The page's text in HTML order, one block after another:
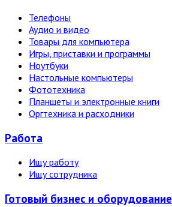
Телефоны
Аудио и видео
Товары для компьютера
Игры, приставки и программы
Ноутбуки
Настольные компьютеры
Фототехника
Планшеты и электронные книги
Оргтехника и расходники
Работа
Ищу работу
Ищу сотрудника
Готовый бизнес и оборудование